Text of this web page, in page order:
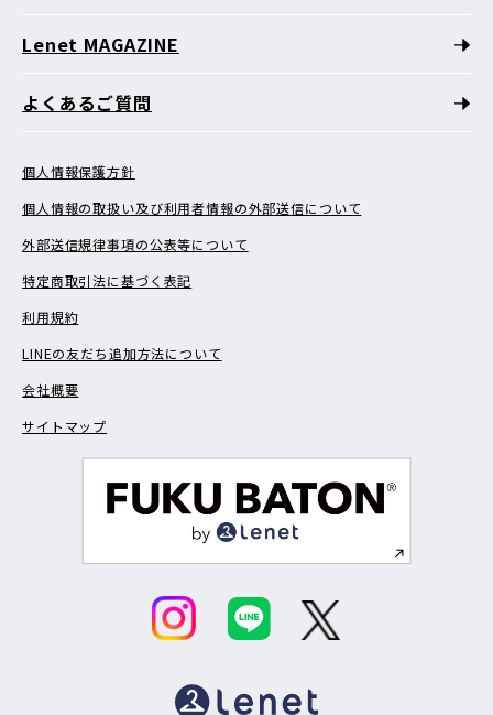
Lenet MAGAZINE
よくあるご質問
個人情報保護方針
個人情報の取扱い及び利用者情報の外部送信について
外部送信規律事項の公表等について
特定商取引法に基づく表記
利用規約
LINEの友だち追加方法について
会社概要
サイトマップ